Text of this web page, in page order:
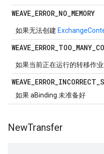
WEAVE_ERROR_NO_MEMORY
如果无法创建
WEAVE_ERROR_TOO_MANY_
如果当前正在运行的转移作
WEAVE_ERROR_INCORRECT_
如果 aBinding 未准备好
NewTransfer